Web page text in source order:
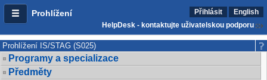
Prohlížení Přihlásit
English
HelpDesk - kontaktujte uživatelskou podporu
Prohlížení IS/STAG (S025)
Programy a specializace
Předměty